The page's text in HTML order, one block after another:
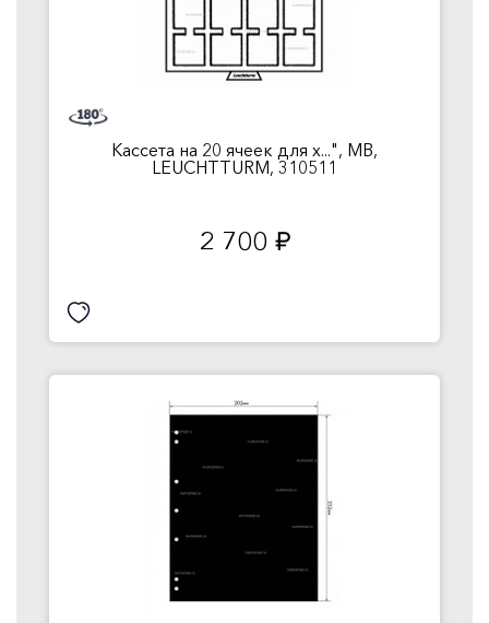
Кассета на 20 ячеек для х...", MB,
LEUCHTTURM, 310511
2 700 руб.